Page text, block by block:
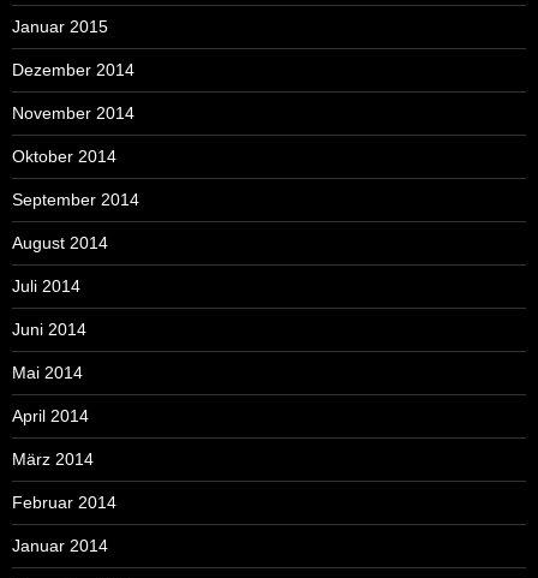
Januar 2015
Dezember 2014
November 2014
Oktober 2014
September 2014
August 2014
Juli 2014
Juni 2014
Mai 2014
April 2014
März 2014
Februar 2014
Januar 2014